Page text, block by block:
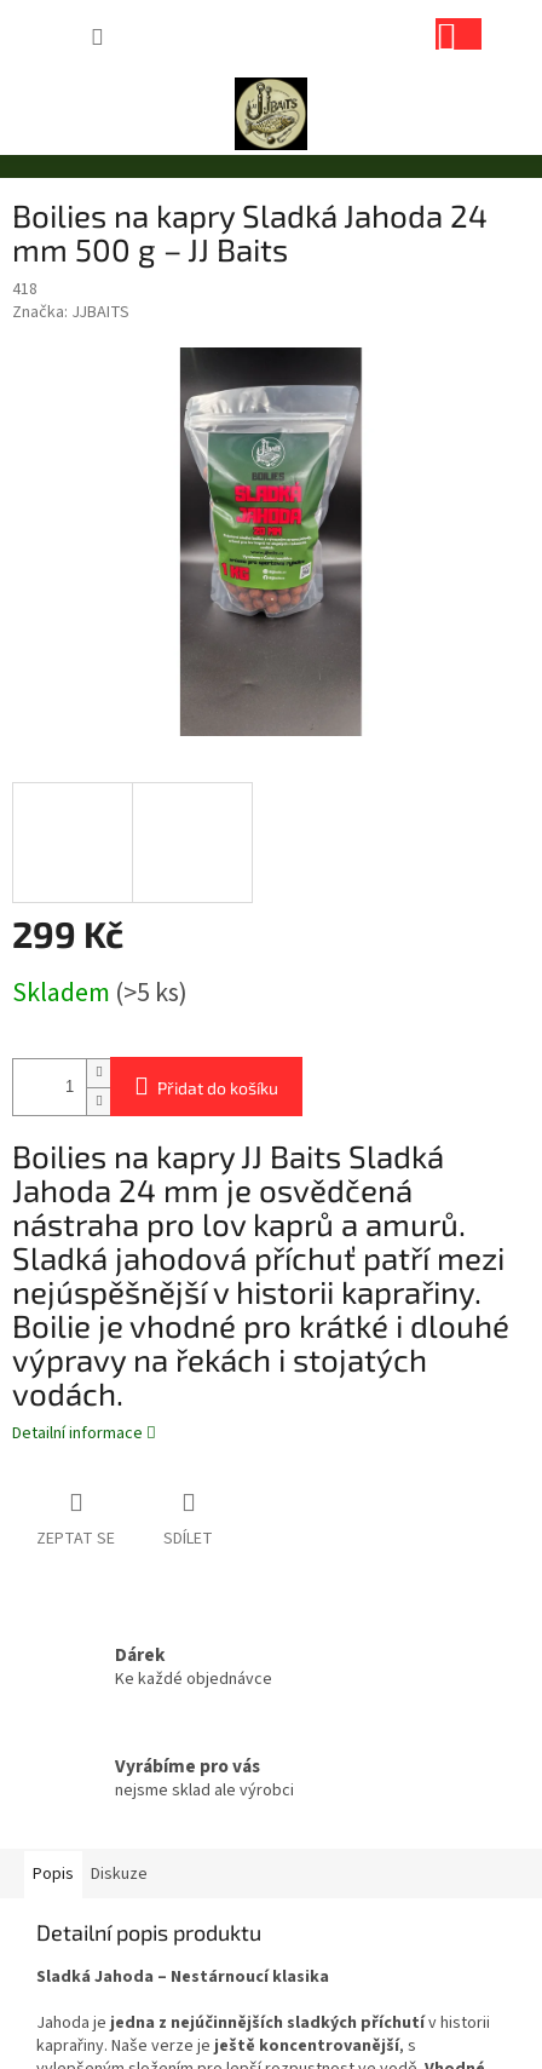
Boilies na kapry Sladká Jahoda 24
mm 500 g – JJ Baits
418
Značka: JJBAITS
299 Kč
cena:
Skladem (>5 ks)
Přidat do košíku
Boilies na kapry JJ Baits Sladká
Jahoda 24 mm je osvědčená
nástraha pro lov kaprů a amurů.
Sladká jahodová příchuť patří mezi
nejúspěšnější v historii kaprařiny.
Boilie je vhodné pro krátké i dlouhé
výpravy na řekách i stojatých
vodách.
Detailní informace
ZEPTAT SE SDÍLET
Dárek
Ke každé objednávce
Vyrábíme pro vás
nejsme sklad ale výrobci
Popis Diskuze
Detailní popis produktu
Sladká Jahoda – Nestárnoucí klasika
Jahoda je jedna z nejúčinnějších sladkých příchutív historii
kaprařiny. Naše verze je ještě koncentrovanější, s